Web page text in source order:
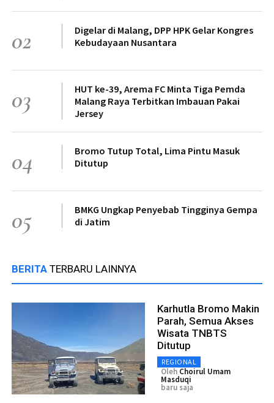
02
Digelar di Malang, DPP HPK Gelar Kongres
Kebudayaan Nusantara
03
HUT ke-39, Arema FC Minta Tiga Pemda
Malang Raya Terbitkan Imbauan Pakai
Jersey
04
Bromo Tutup Total, Lima Pintu Masuk
Ditutup
05
BMKG Ungkap Penyebab Tingginya Gempa
di Jatim
BERITA TERBARU LAINNYA
Karhutla Bromo Makin
Parah, Semua Akses
Wisata TNBTS
Ditutup
REGIONAL
Oleh Choirul Umam
Masduqi
baru saja